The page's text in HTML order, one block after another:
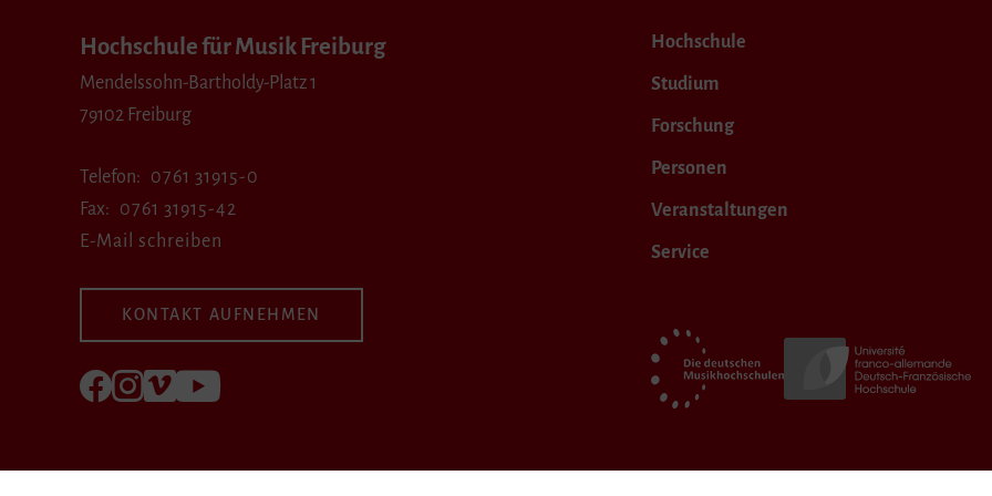
Hochschule für Musik Freiburg
Mendelssohn-Bartholdy-Platz 1
79102 Freiburg
Telefon
0761 31915-0
Fax
0761 31915-42
E-Mail schreiben
KONTAKT AUFNEHMEN
Folgen Sie uns auf Facebook
Folgen Sie uns auf Instagram
Besuchen Sie uns bei Vimeo
Hochschule
Studium
Forschung
Personen
Veranstaltungen
Service